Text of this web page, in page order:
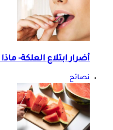
أضرار ابتلاع العلكة-
نصائح